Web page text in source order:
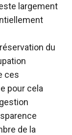
largement
du
ces
pour cela
de la